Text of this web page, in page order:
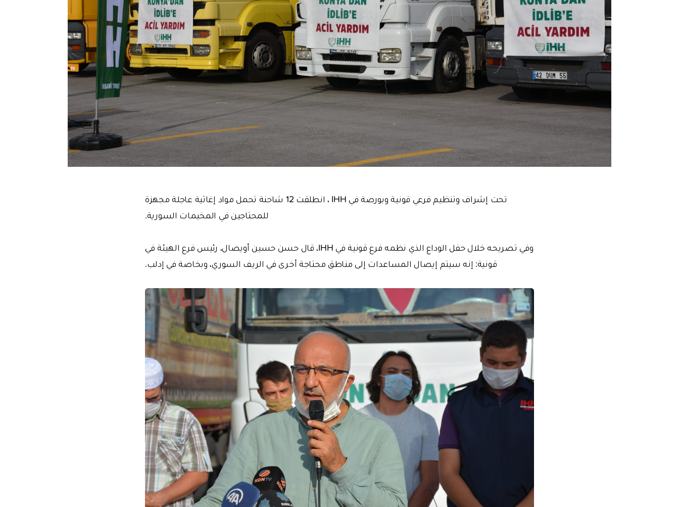
تحت إشراف وتنظيم فرعي قونية وبورصة في IHH ، انطلقت 12 شاحنة تحمل مواد إغاثية عاجلة مجهزة
للمحتاجين في المخيمات السورية.
وفي تصريحه خلال حفل الوداع الذي نظمه فرع قونية في IHH، قال حسن حسين أويصال، رئيس فرع الهيئة في
قونية: إنه سيتم إيصال المساعدات إلى مناطق محتاجة أخرى في الريف السوري، وبخاصة في إدلب.